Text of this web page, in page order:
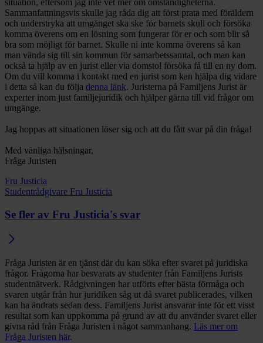
situation, eftersom jag inte vet mer om omständigheterna.
Sammanfattningsvis skulle jag råda dig att först prata med föräldern
och understryka att umgänget ska ske för barnets skull och försöka
komma överens om en lösning som fungerar för er och som blir så
bra som möjligt för barnet. Skulle ni inte komma överens så kan
man vända sig till sin kommun för samarbetssamtal, och man kan
också ta hjälp av en jurist eller via domstol försöka få till en ny dom.
Om du vill komma i kontakt med en jurist som kan hjälpa dig vidare
i detta så kan du följa denna länk. Juristerna på Familjens Jurist är
experter inom just familjejuridik och hjälper gärna till vid frågor om
umgänge.
Jag hoppas att situationen löser sig och att du fått svar på din fråga!
Med vänliga hälsningar,
Fråga Juristen
Fru Justicia
Studentrådgivare Fru Justicia
Se fler av Fru Justicia's svar
Fråga Juristen är en tjänst där du kan söka efter svaret på juridiska
frågor. Frågorna har besvarats av studenter från Familjens Jurists
studentnätverk. Rådgivningen har utförts efter bästa förmåga och
svaren utgår från hur juridiken såg ut då svaret publicerades, vilken
kan ha ändrats sedan dess. Familjens Jurist ansvarar inte för ett visst
resultat som kan uppkomma på grund av att du använder svaret eller
givna råd från Fråga Juristen i något sammanhang. Läs mer om
Fråga Juristen här.